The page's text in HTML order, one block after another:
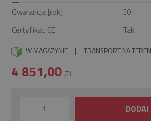
Gwarancja [rok]
30
Certyfikat CE
Tak
W MAGAZYNIE | TRANSPORT NA
4 851,00 ZŁ